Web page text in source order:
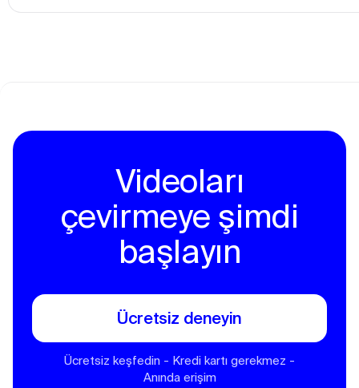
Videoları
çevirmeye şimdi
başlayın
Ücretsiz deneyin
Ücretsiz keşfedin - Kredi kartı gerekmez -
Anında erişim